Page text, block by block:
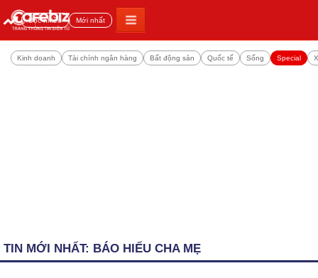
Đọc nhiều Mới nhất
Kinh doanh Tài chính ngân hàng Bất động sản Quốc tế Sống Special
TIN MỚI NHẤT: BÁO HIẾU CHA MẸ